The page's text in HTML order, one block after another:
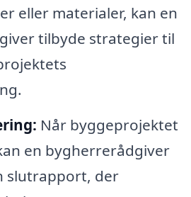
eller materialer, kan en
tilbyde strategier til
Når byggeprojektet
en bygherrerådgiver
slutrapport, der